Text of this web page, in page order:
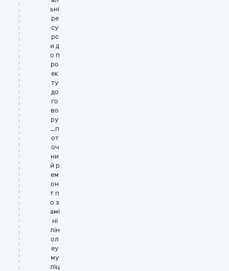
ьні
ре
су
рс
и д
о п
ро
ек
ту
до
го
во
ру
_п
от
оч
ни
й р
ем
он
т п
о з
амі
ні
лін
ол
еу
му
ліц